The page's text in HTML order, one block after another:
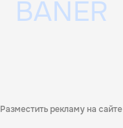
Разместить рекламу на сайте